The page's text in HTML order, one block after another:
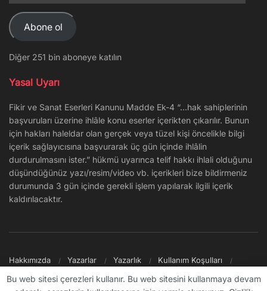
Adresi
Abone ol
Diğer 251 bin aboneye katılın
Yasal Uyarı
Fikir ve Sanat Eserleri Kanunu Madde Ek-4 “…hak sahiplerinin
başvuruları üzerine ihlâle konu eserler içerikten çıkarılır. Bunun
için hakları haleldar olan gerçek veya tüzel kişi öncelikle bilgi
içerik sağlayıcısına başvurarak üç gün içinde ihlâlin
durdurulmasını ister.” hükmü uyarınca telif hakkı ihlali olduğunu
düşündüğünüz yazı/resim/video vb. içerikleri bize bildirmeniz
durumunda 3 gün içinde gerekli işlem yapılarak ilgili içerik
kaldırılacaktır.
Hakkımızda Yazarlar Yazarlık
Kullanım Koşulları
Bu web sitesi çerezleri kullanır. Bu web sitesini kullanmaya devam